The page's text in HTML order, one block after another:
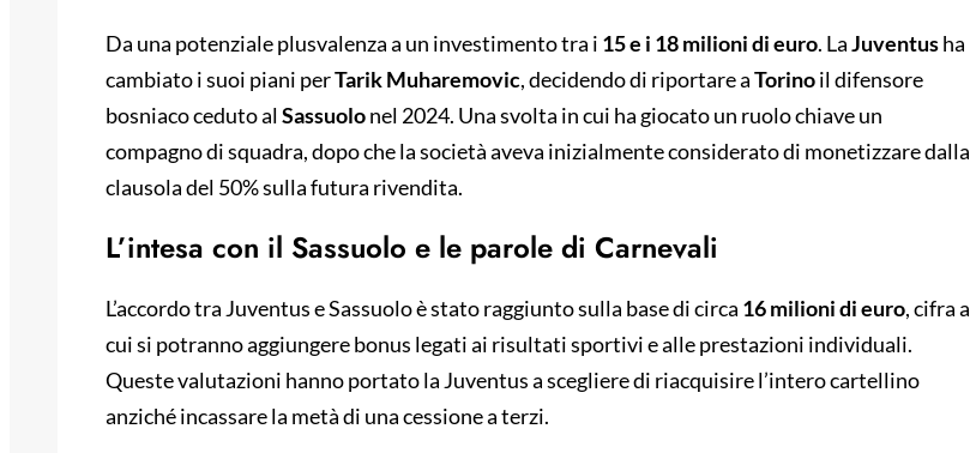
Da una potenziale plusvalenza a un investimento tra i 15 e i 18 milioni di euro. LaJuventusha
cambiato i suoi piani perTarik Muharemovic, decidendo di riportare aTorinoil difensore
bosniaco ceduto alSassuolonel 2024. Una svolta in cui ha giocato un ruolo chiave un
compagno di squadra, dopo che la società aveva inizialmente considerato di monetizzare dalla
clausola del 50% sulla futura rivendita.
L’intesa con il Sassuolo e le parole di Carnevali
L’accordo tra Juventus e Sassuolo è stato raggiunto sulla base di circa 16 milioni di euro, cifra a
cui si potranno aggiungere bonus legati ai risultati sportivi e alle prestazioni individuali.
Queste valutazioni hanno portato la Juventus a scegliere di riacquisire l’intero cartellino
anziché incassare la metà di una cessione a terzi.